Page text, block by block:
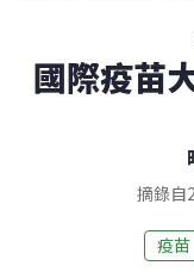
國際疫苗
摘錄自
疫苗